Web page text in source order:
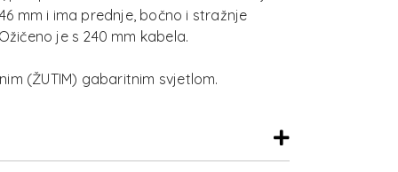
mm i ima prednje, bočno i stražnje
je s 240 mm kabela.